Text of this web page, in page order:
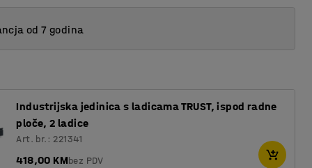
od 7 godina
Industrijska jedinica s ladicama TRUST, ispod radne
ploče, 2 ladice
Art. br.: 221341
418,00 KMbez PDV